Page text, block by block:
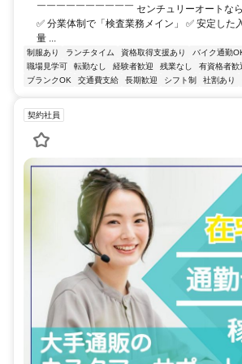
￣￣￣￣￣￣￣￣￣￣ センチュリーオートな
✅ 分業体制で「検査業務メイン」 ✅ 安定した
量 ...
制服あり ランチタイム 資格取得支援あり バイク通勤
職場見学可
転勤なし 経験者歓迎 残業なし 有資格者歓
ブランクOK
交通費支給 長期歓迎 シフト制 社割あり
契約社員